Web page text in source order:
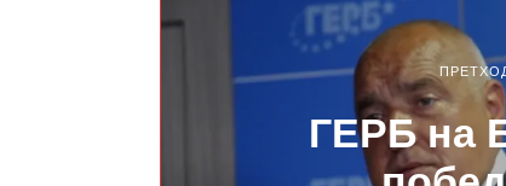
ГЕРБ на